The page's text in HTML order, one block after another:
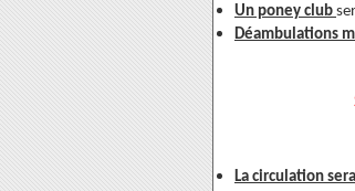
Un poney club
Déambulations
La circulation